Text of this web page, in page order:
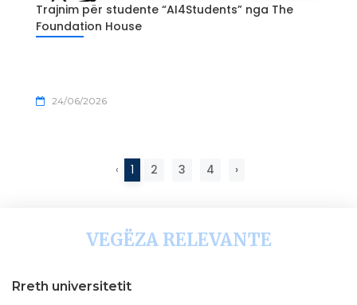
Trajnim për studente “AI4Students” nga The
Foundation House
24/06/2026
‹ 1 2 3 4 ›
VEGËZA RELEVANTE
Rreth universitetit